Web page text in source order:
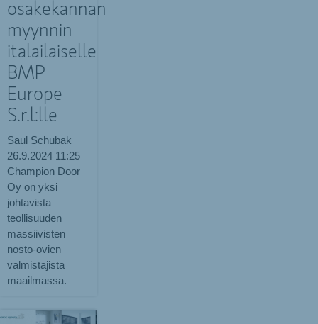
osakekannan
myynnin
italailaiselle
BMP
Europe
S.r.l:lle
Saul Schubak
26.9.2024 11:25
Champion Door
Oy on yksi
johtavista
teollisuuden
massiivisten
nosto-ovien
valmistajista
maailmassa.